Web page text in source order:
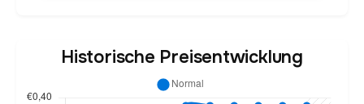
Historische Preisentwicklung